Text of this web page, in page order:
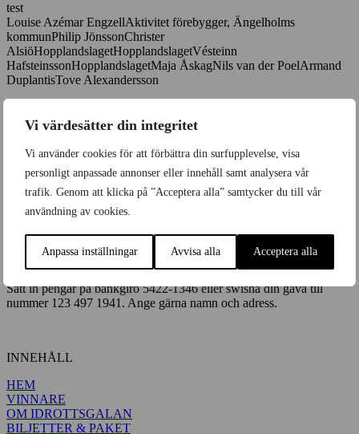
Vi värdesätter din integritet
Vi använder cookies för att förbättra din surfupplevelse, visa
personligt anpassade annonser eller innehåll samt analysera vår
trafik. Genom att klicka på ”Acceptera alla” samtycker du till vår
användning av cookies.
Anpassa inställningar Avvisa alla Acceptera alla
test
Louise Azémar EngzellAktivitet förebygger, Ängelholms
kommunPhilip JönssonChrister
AlsiöHopplandslagetHopplandslagetVésteinn
HafsteinssonHopplandslagetMaja ÅskagNils van der PoelArmand
DuplantisTove Alexandersson
tillsammans med Sveriges idrottselit upplever evenemanget på plats.
Varje år i januari bänkar sig tv-tittarna och gästerna i arenan för att
återuppleva, hylla och minnas svenska idrottsögonblick.
Idrottsgalan drivs och produceras avLeroy Media.
IDROTTSGALANS INSAMLINGSSTIFTELSE
Org 802481-1419
Ge en gåva
Sätt in pengar på bankgiro 5422-1346 eller swisha din gåva till
nummer 123 497 1941. Ange gärna namn och adress.
INNEHÅLL
HEM
VINNARE
OM IDROTTSGALAN
BILJETTER & PAKET